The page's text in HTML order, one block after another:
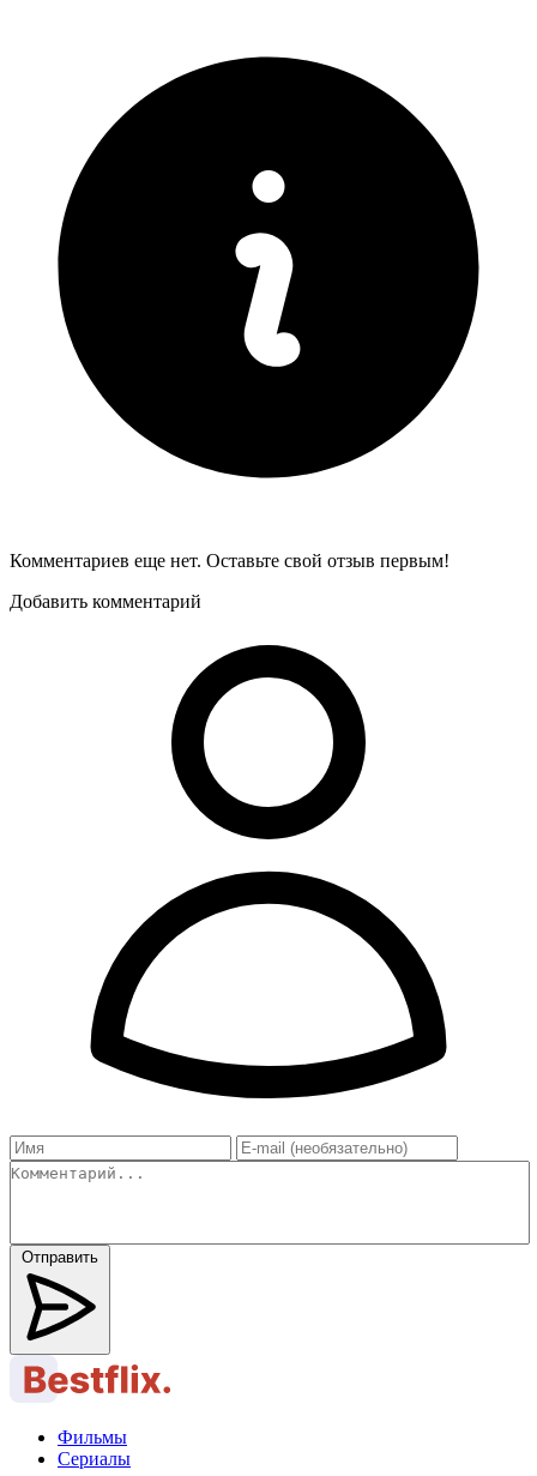
Комментариев еще нет. Оставьте свой отзыв первым!
Добавить комментарий
Отправить
Фильмы
Сериалы